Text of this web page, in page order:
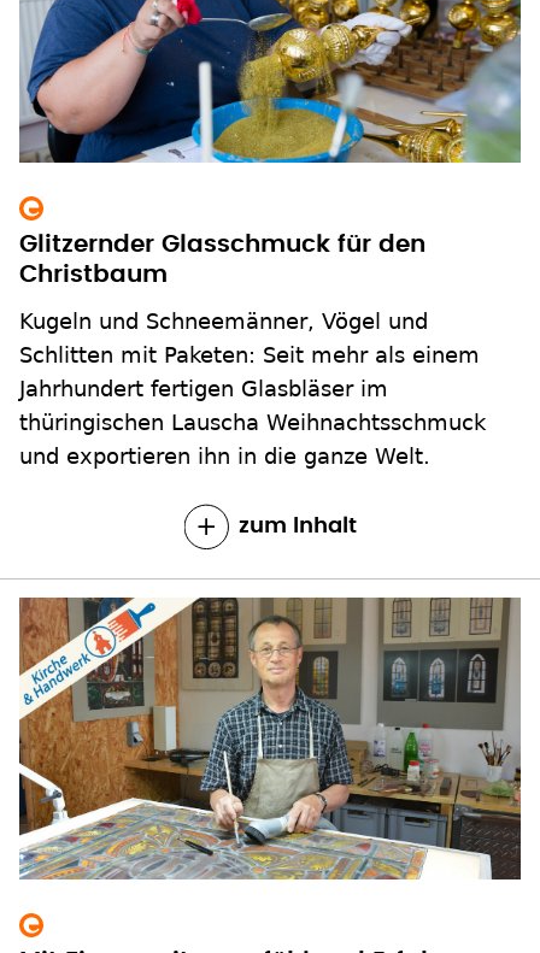
Glitzernder Glasschmuck für den
Christbaum
Kugeln und Schneemänner, Vögel und
Schlitten mit Paketen: Seit mehr als einem
Jahrhundert fertigen Glasbläser im
thüringischen Lauscha Weihnachtsschmuck
und exportieren ihn in die ganze Welt.
zum Inhalt